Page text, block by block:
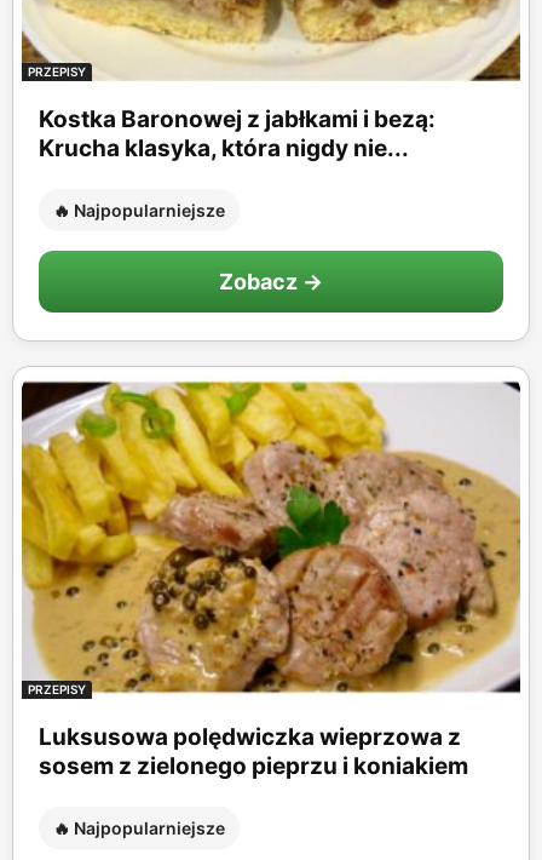
PRZEPISY
Kostka Baronowej z jabłkami i bezą:
Krucha klasyka, która nigdy nie...
🔥 Najpopularniejsze
Zobacz →
PRZEPISY
Luksusowa polędwiczka wieprzowa z
sosem z zielonego pieprzu i koniakiem
🔥 Najpopularniejsze